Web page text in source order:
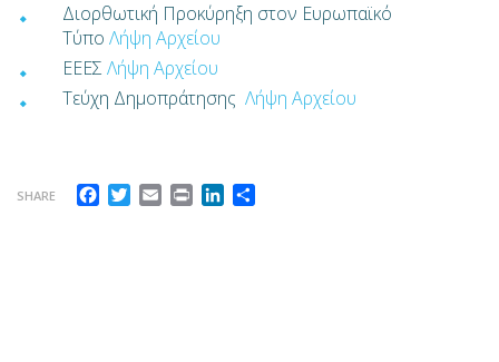
Διορθωτική Προκύρηξη στον Ευρωπαϊκό
Τύπο Λήψη Αρχείου
ΕΕΕΣ Λήψη Αρχείου
Τεύχη Δημοπράτησης Λήψη Αρχείου
SHARE Facebook
Twitter
EmailPrintLinkedIn